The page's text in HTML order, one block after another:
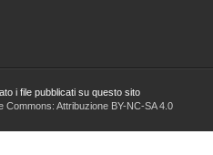
i file pubblicati su questo sito
Commons: Attribuzione BY-NC-SA 4.0